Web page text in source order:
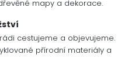
mapy a dekorace.
cestujeme a objevujeme.
přírodní materiály a